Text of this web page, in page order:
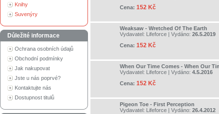
Knihy
Suvenýry
Důležité informace
Ochrana osobních údajů
Obchodní podmínky
Jak nakupovat
Jste u nás poprvé?
Kontaktujte nás
Dostupnost titulů
Cena: 152 Kč
Weaksaw - Wretched Of The Earth
Vydavatel: Lifeforce | Vydáno: 26.5.2019
Cena: 152 Kč
When Our Time Comes - When Our
Vydavatel: Lifeforce | Vydáno: 4.5.2016
Cena: 152 Kč
Pigeon Toe - First Perception
Vydavatel: Lifeforce | Vydáno: 26.4.2012